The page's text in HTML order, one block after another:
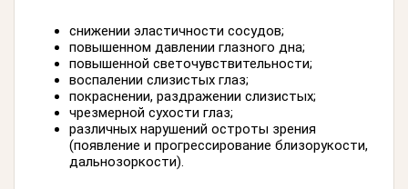
снижении эластичности сосудов;
повышенном давлении глазного дна;
повышенной светочувствительности;
воспалении слизистых глаз;
покраснении, раздражении слизистых;
чрезмерной сухости глаз;
различных нарушений остроты зрения
(появление и прогрессирование близорукости,
дальнозоркости).